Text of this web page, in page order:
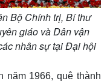
Bộ Chính trị, Bí thư
giáo và Dân vận
nhân sự tại Đại hội
1966, quê thành